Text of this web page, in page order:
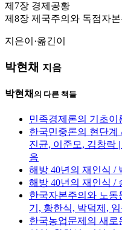
제7장 경제공황
제8장 제국주의와 독점자본
지은이·옮긴이
박현채 지음
박현채 의 다른 책들
민족경제론의 기초이
한국민중론의 현단계
진균, 이준모, 김창락
음
해방 40년의 재인식 /
해방 40년의 재인식 /
한국자본주의와 노동
기, 황한식, 박덕제,
한국농업문제의 새로